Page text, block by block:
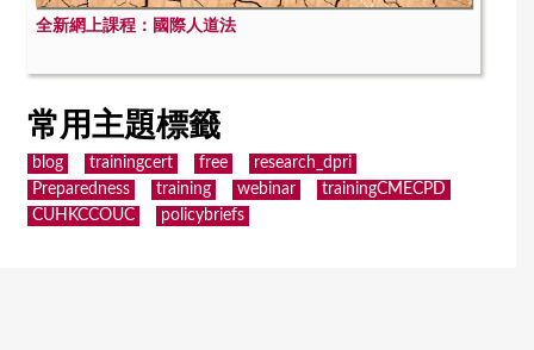
全新網上課程：國際人道法
常用主題標籤
blog trainingcert free
research_dpri
Preparedness
training webinar
trainingCMECPD
CUHKCCOUC
policybriefs